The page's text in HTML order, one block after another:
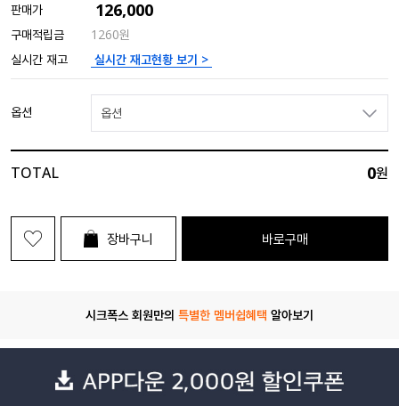
판매가 126,000
구매적립금
1260원
실시간 재고
실시간 재고현황 보기 >
옵션 옵션
TOTAL 0원
장바구니 바로구매
시크폭스 회원만의 특별한 멤버쉽혜택 알아보기